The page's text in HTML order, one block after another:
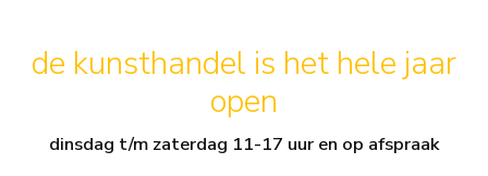
de kunsthandel is het hele jaar
open
dinsdag t/m zaterdag 11-17 uur en op afspraak